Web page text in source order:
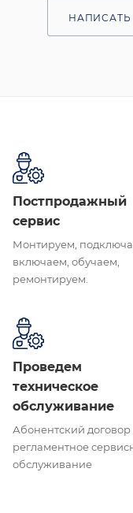
Постпродажный
сервис
Монтируем,
включаем, обучаем,
ремонтируем.
Проведем
техническое
обслуживание
Абонентский договор
регламентное
обслуживание